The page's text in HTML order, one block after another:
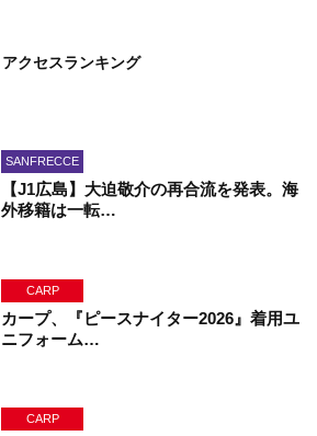
アクセスランキング
SANFRECCE
【J1広島】大迫敬介の再合流を発表。海
外移籍は一転…
CARP
カープ、『ピースナイター2026』着用ユ
ニフォーム…
CARP